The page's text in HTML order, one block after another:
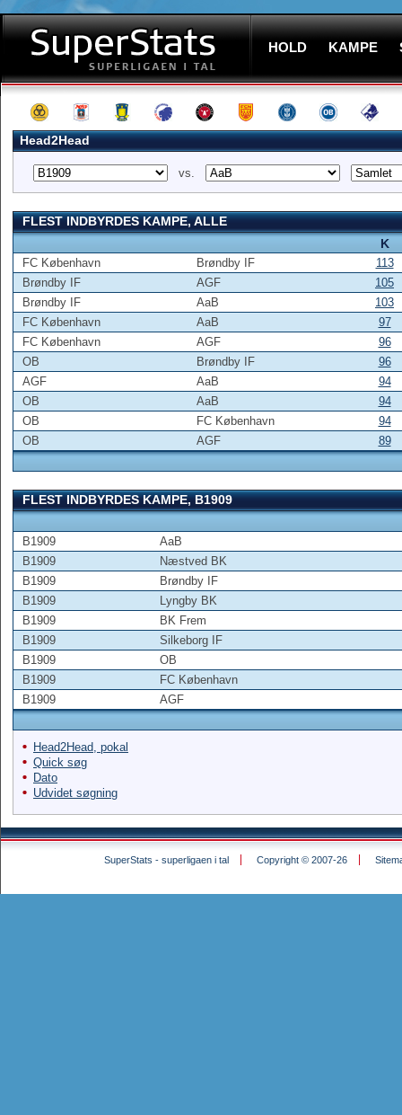
HOLD KAMPE
Head2Head
vs.
FLEST INDBYRDES KAMPE, ALLE
K
FC København Brøndby IF
113
Brøndby IF
AGF
105
Brøndby IF
AaB
103
FC København
AaB
97
FC København
AGF
96
OB
Brøndby IF
96
AGF
AaB
94
OB
AaB
94
OB
FC København
94
OB
AGF 89
FLEST INDBYRDES KAMPE, B1909
B1909
AaB
B1909
Næstved BK
B1909
Brøndby IF
B1909
Lyngby BK
B1909
BK Frem
B1909
Silkeborg IF
B1909
OB
B1909
FC København
B1909
AGF
Head2Head, pokal
Quick søg
Dato
Udvidet søgning
SuperStats - superligaen i tal Copyright © 2007-26